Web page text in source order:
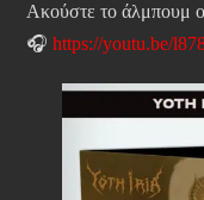
Ακούστε το άλμπουμ
🎧 https://youtu.be/